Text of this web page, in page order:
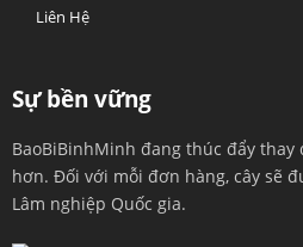
Liên Hệ
Sự bền vững
BaoBiBinhMinh đang thúc đẩy thay
hơn. Đối với mỗi đơn hàng, cây sẽ
Lâm nghiệp Quốc gia.